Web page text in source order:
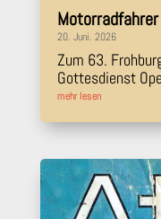
20. Juni. 2026
Zum 63.
Gottesdienst
mehr lesen